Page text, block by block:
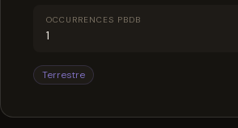
OCCURRENCES PBDB
1
Terrestre